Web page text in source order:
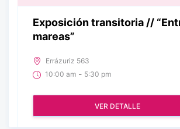
Exposición transitoria //
mareas”
Errázuriz 563
10:00 am - 5:30 pm
VER DETALLE